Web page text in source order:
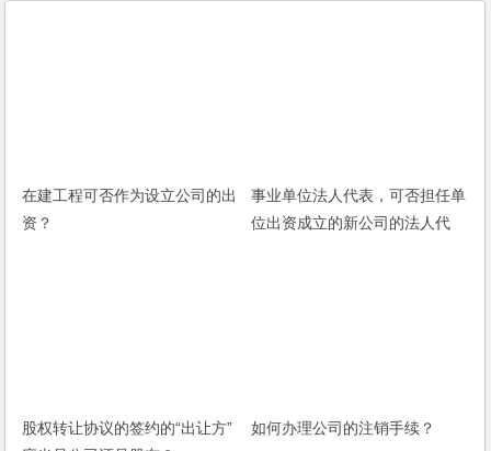
在建工程可否作为设立公司的出
资？
事业单位法人代表，可否担任单
位出资成立的新公司的法人代
股权转让协议的签约的“出让方”
如何办理公司的注销手续？